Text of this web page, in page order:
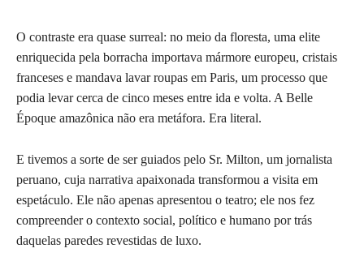
O contraste era quase surreal: no meio da floresta, uma elite
enriquecida pela borracha importava mármore europeu, cristais
franceses e mandava lavar roupas em Paris, um processo que
podia levar cerca de cinco meses entre ida e volta. A Belle
Époque amazônica não era metáfora. Era literal.
E tivemos a sorte de ser guiados pelo Sr. Milton, um jornalista
peruano, cuja narrativa apaixonada transformou a visita em
espetáculo. Ele não apenas apresentou o teatro; ele nos fez
compreender o contexto social, político e humano por trás
daquelas paredes revestidas de luxo.